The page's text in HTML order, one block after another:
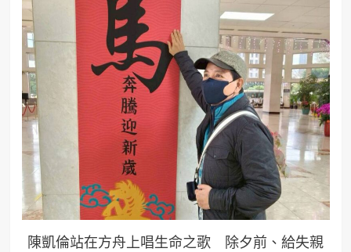
陳凱倫站在方舟上唱生命之歌 除夕前、給失親